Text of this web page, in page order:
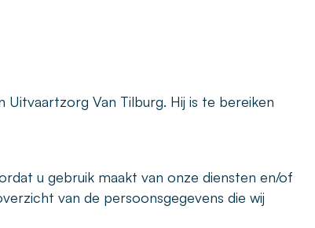
Uitvaartzorg Van Tilburg. Hij is te bereiken
u gebruik maakt van onze diensten en/of
van de persoonsgegevens die wij